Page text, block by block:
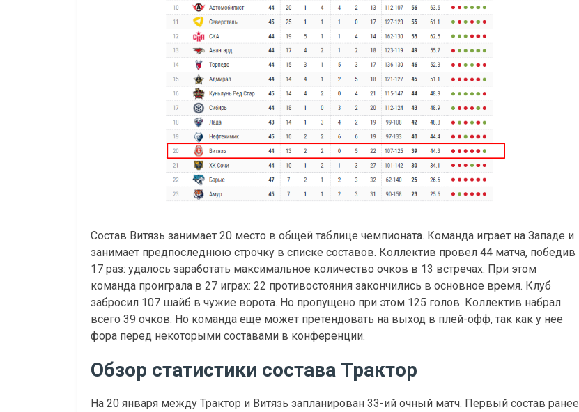
Состав Витязь занимает 20 место в общей таблице чемпионата. Команда играет на Западе и
занимает предпоследнюю строчку в списке составов. Коллектив провел 44 матча, победив
17 раз: удалось заработать максимальное количество очков в 13 встречах. При этом
команда проиграла в 27 играх: 22 противостояния закончились в основное время. Клуб
забросил 107 шайб в чужие ворота. Но пропущено при этом 125 голов. Коллектив набрал
всего 39 очков. Но команда еще может претендовать на выход в плей-офф, так как у нее
фора перед некоторыми составами в конференции.
Обзор статистики состава Трактор
На 20 января между Трактор и Витязь запланирован 33-ий очный матч. Первый состав ранее